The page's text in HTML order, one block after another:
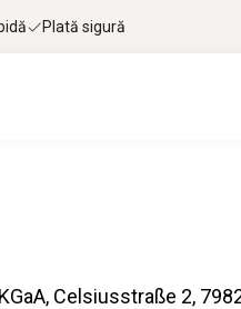
Plată sigură
Celsiusstraße 2,